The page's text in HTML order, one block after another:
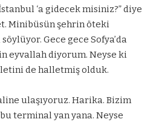
‘a gidecek misiniz?” diye
Minibüsün şehrin öteki
Gece gece Sofya’da
eyvallah diyorum. Neyse ki
de halletmiş olduk.
ulaşıyoruz. Harika. Bizim
terminal yan yana. Neyse